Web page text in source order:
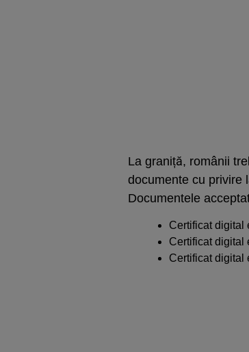
La graniță, românii
documente cu privire
Documentele
Certificat digital
Certificat digital
Certificat digital